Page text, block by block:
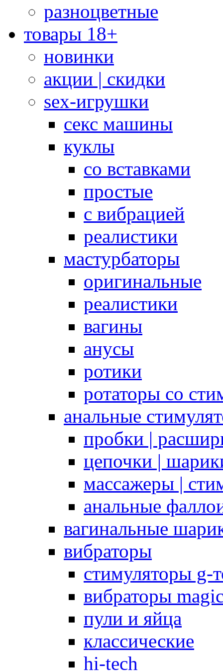
разноцветные
товары 18+
новинки
акции | скидки
sex-игрушки
секс машины
куклы
со вставками
простые
с вибрацией
реалистики
мастурбаторы
оригинальные
реалистики
вагины
анусы
ротики
ротаторы со
анальные
пробки |
цепочки |
массажеры |
анальные
вагинальные
вибраторы
стимуляторы g-
вибраторы
пули и яйца
классические
hi-tech